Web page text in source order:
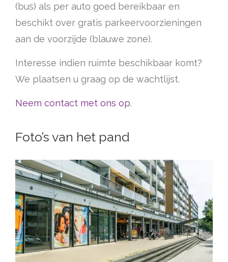
(bus) als per auto goed bereikbaar en
beschikt over gratis parkeervoorzieningen
aan de voorzijde (blauwe zone).
Interesse indien ruimte beschikbaar komt?
We plaatsen u graag op de wachtlijst.
Neem contact met ons op.
Foto’s van het pand